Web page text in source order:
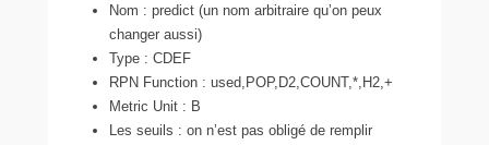
Nom : predict (un nom arbitraire qu’on peux
changer aussi)
Type : CDEF
RPN Function : used,POP,D2,COUNT,*,H2,+
Metric Unit : B
Les seuils : on n’est pas obligé de remplir